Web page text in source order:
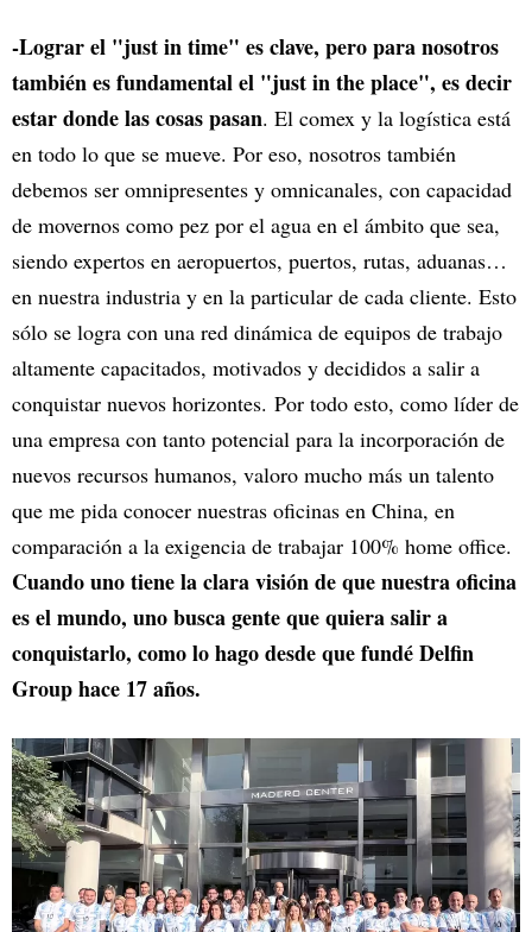
-Lograr el "just in time" es clave, pero para nosotros
también es fundamental el "just in the place", es decir
estar donde las cosas pasan. El comex y la logística está
en todo lo que se mueve. Por eso, nosotros también
debemos ser omnipresentes y omnicanales, con capacidad
de movernos como pez por el agua en el ámbito que sea,
siendo expertos en aeropuertos, puertos, rutas, aduanas…
en nuestra industria y en la particular de cada cliente. Esto
sólo se logra con una red dinámica de equipos de trabajo
altamente capacitados, motivados y decididos a salir a
conquistar nuevos horizontes. Por todo esto, como líder de
una empresa con tanto potencial para la incorporación de
nuevos recursos humanos, valoro mucho más un talento
que me pida conocer nuestras oficinas en China, en
comparación a la exigencia de trabajar 100% home office.
Cuando uno tiene la clara visión de que nuestra oficina
es el mundo, uno busca gente que quiera salir a
conquistarlo, como lo hago desde que fundé Delfin
Group hace 17 años.